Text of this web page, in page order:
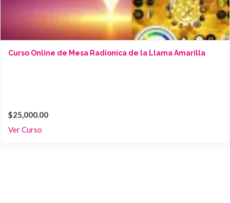
Curso Online de Mesa Radionica de la Llama Amarilla
$25,000.00
Ver Curso